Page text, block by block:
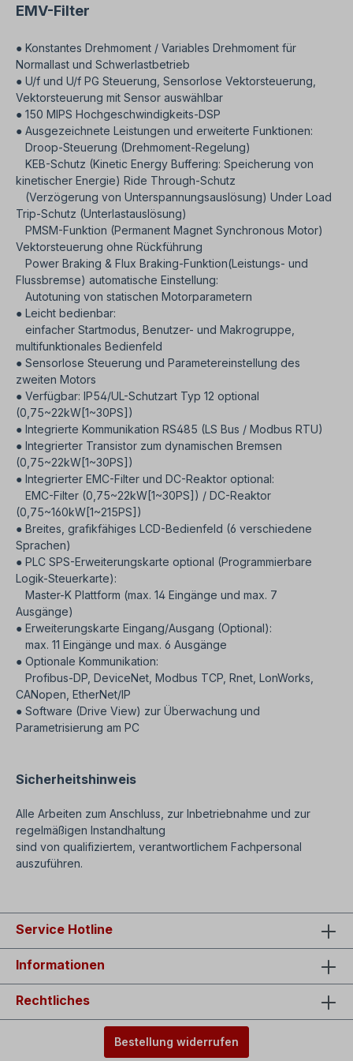
Bedienfeld● Sensorlose Steuerung und
Verfügbar: IP54/UL-Schutzart Typ 12 optional
(0,75~22kW[1~30PS]) *● Integrierte
Kommunikation RS485 (LS Bus / Modbus RTU)●
Integrierter Transistor zum dynamischen Bremsen
(0,75~22kW[1~30PS])● Integrierter EMC-Filter
und DC-Reaktor optional: EMC-Filter
(0,75~22kW[1~30PS]) / DC-Reaktor
(0,75~160kW[1~215PS])Breites, grafikfähiges
LCD-Bedienfeld (6 verschiedene Sprachen)PLC
SPS-Erweiterungskarte optional (Programmierbare
Logik-Steuerkarte): Master-K Plattform (max. 14
Eingänge und max. 7 Ausgänge)●
Erweiterungskarte Eingang/Ausgang (Optional):
max. 11 Eingänge und max. 6 Ausgänge●
Optionale Kommunikation: Profibus-DP,
DeviceNet, Modbus TCP, Rnet, LonWorks,
CANopen, EtherNet/IP *Software (Drive View) zur
Überwachung und Parametrisierung am PC
EMV-Filter
● Konstantes Drehmoment / Variables Drehmoment für
Normallast und Schwerlastbetrieb
● U/f und U/f PG Steuerung, Sensorlose Vektorsteuerung,
Vektorsteuerung mit Sensor auswählbar
● 150 MIPS Hochgeschwindigkeits-DSP
● Ausgezeichnete Leistungen und erweiterte Funktionen:
Droop-Steuerung (Drehmoment-Regelung)
KEB-Schutz (Kinetic Energy Buffering: Speicherung von
kinetischer Energie) Ride Through-Schutz
(Verzögerung von Unterspannungsauslösung) Under Load
Trip-Schutz (Unterlastauslösung)
PMSM-Funktion (Permanent Magnet Synchronous Motor)
Vektorsteuerung ohne Rückführung
Power Braking & Flux Braking-Funktion(Leistungs- und
Flussbremse) automatische Einstellung:
Autotuning von statischen Motorparametern
● Leicht bedienbar:
einfacher Startmodus, Benutzer- und Makrogruppe,
multifunktionales Bedienfeld
● Sensorlose Steuerung und Parametereinstellung des
zweiten Motors
● Verfügbar: IP54/UL-Schutzart Typ 12 optional
(0,75~22kW[1~30PS])
● Integrierte Kommunikation RS485 (LS Bus / Modbus RTU)
● Integrierter Transistor zum dynamischen Bremsen
(0,75~22kW[1~30PS])
● Integrierter EMC-Filter und DC-Reaktor optional:
EMC-Filter (0,75~22kW[1~30PS]) / DC-Reaktor
(0,75~160kW[1~215PS])
● Breites, grafikfähiges LCD-Bedienfeld (6 verschiedene
Sprachen)
● PLC SPS-Erweiterungskarte optional (Programmierbare
Logik-Steuerkarte):
Master-K Plattform (max. 14 Eingänge und max. 7
Ausgänge)
● Erweiterungskarte Eingang/Ausgang (Optional):
max. 11 Eingänge und max. 6 Ausgänge
● Optionale Kommunikation:
Profibus-DP, DeviceNet, Modbus TCP, Rnet, LonWorks,
CANopen, EtherNet/IP
● Software (Drive View) zur Überwachung und
Parametrisierung am PC
Sicherheitshinweis
Alle Arbeiten zum Anschluss, zur Inbetriebnahme und zur
regelmäßigen Instandhaltung
sind von qualifiziertem, verantwortlichem Fachpersonal
auszuführen.
Service Hotline
Informationen
Rechtliches
Bestellung widerrufen